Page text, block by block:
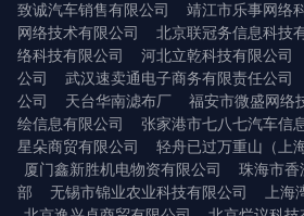
致诚汽车销售有限公司
靖江市乐事网络
网络技术有限公司
北京联冠务信息科技
络科技有限公司
河北立乾科技有限公司
公司
武汉速卖通电子商务有限责任公司
公司
天台华南滤布厂 福安市微盛网络
绘信息有限公司
张家港市七八七汽车信
星朵商贸有限公司
轻舟已过万重山（上
厦门鑫新胜机电物资有限公司
珠海市香
部
无锡市锦业农业科技有限公司
上